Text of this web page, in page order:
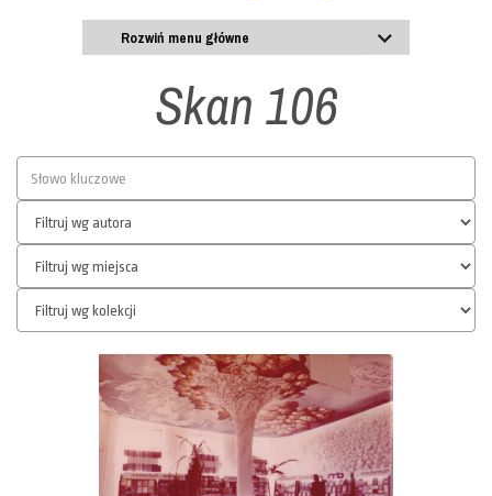
Rozwiń menu główne
Skan 106